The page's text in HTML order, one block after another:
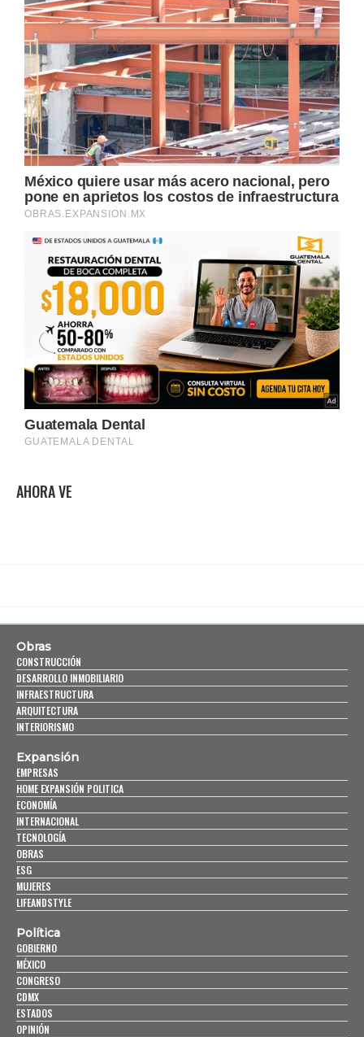
AHORA VE
Obras
CONSTRUCCIÓN
DESARROLLO INMOBILIARIO
INFRAESTRUCTURA
ARQUITECTURA
INTERIORISMO
Expansión
EMPRESAS
HOME EXPANSIÓN POLITICA
ECONOMÍA
INTERNACIONAL
TECNOLOGÍA
OBRAS
ESG
MUJERES
LIFEANDSTYLE
Política
GOBIERNO
MÉXICO
CONGRESO
CDMX
ESTADOS
OPINIÓN